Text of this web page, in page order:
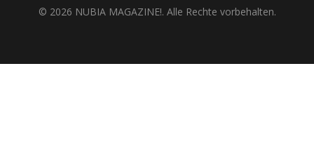
© 2026 NUBIA MAGAZINE!. Alle Rechte vorbehalten.